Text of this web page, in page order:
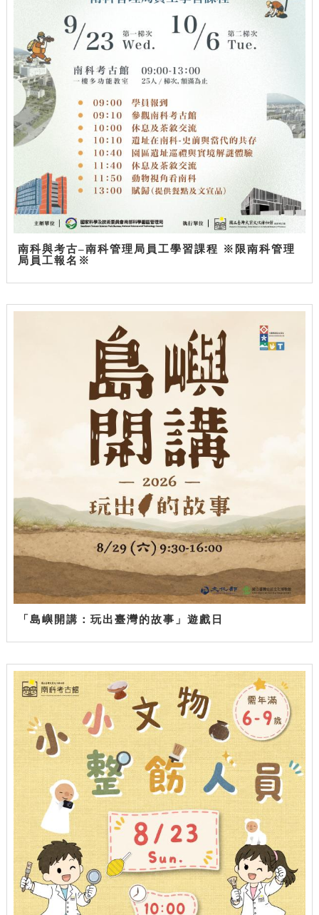
南科與考古–南科管理局員工學習課程 ※限南科管理
局員工報名※
「島嶼開講：玩出臺灣的故事」遊戲日